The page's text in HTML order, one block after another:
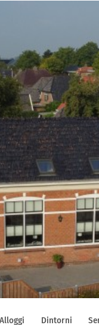
Alloggi Dintorni